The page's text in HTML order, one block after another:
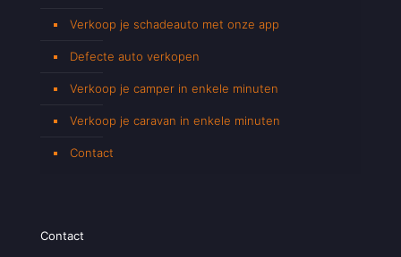
Verkoop je schadeauto met onze app
Defecte auto verkopen
Verkoop je camper in enkele minuten
Verkoop je caravan in enkele minuten
Contact
Contact